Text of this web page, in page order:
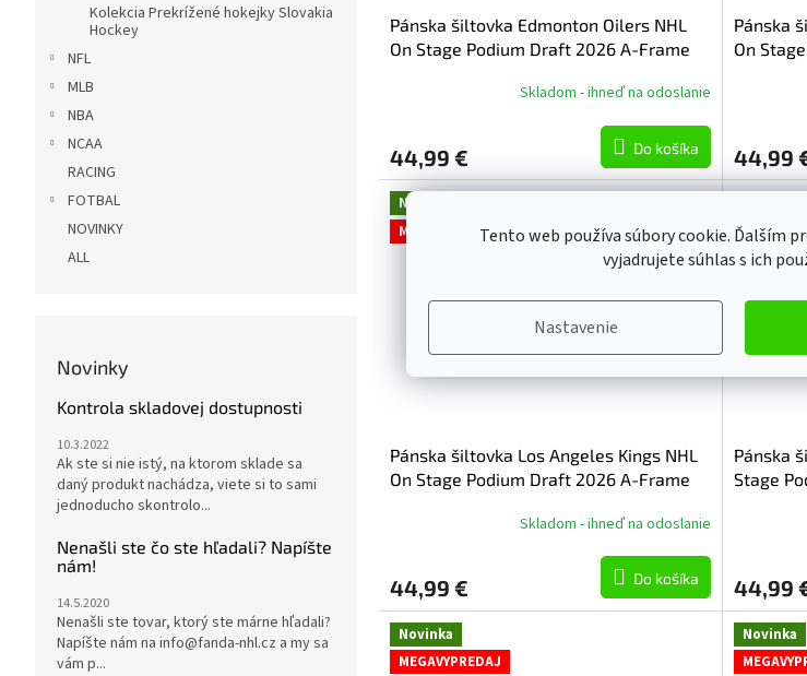
Tento web používa súbory cookie. Ďalším
vyjadrujete súhlas s ich
Nastavenie
Kolekcia Prekrížené hokejky Slovakia
Hockey
NFL
MLB
NBA
NCAA
RACING
FOTBAL
NOVINKY
ALL
Novinky
Kontrola skladovej dostupnosti
10.3.2022
Ak ste si nie istý, na ktorom sklade sa
daný produkt nachádza, viete si to sami
jednoducho skontrolo...
Nenašli ste čo ste hľadali? Napíšte
nám!
14.5.2020
Nenašli ste tovar, ktorý ste márne hľadali?
Napíšte nám na info@fanda-nhl.cz a my sa
vám p...
Pánska šiltovka Edmonton Oilers NHL
On Stage Podium Draft 2026 A-Frame
Skladom - ihneď na odoslanie
44,99 € Do košíka
Pánska
On
44,99
Novinka
MEGAVYPREDAJ
Pánska šiltovka Los Angeles Kings NHL
On Stage Podium Draft 2026 A-Frame
Skladom - ihneď na odoslanie
44,99 € Do košíka
Pánska
Stage
44,99
Novinka
MEGAVYPREDAJ
Novinka